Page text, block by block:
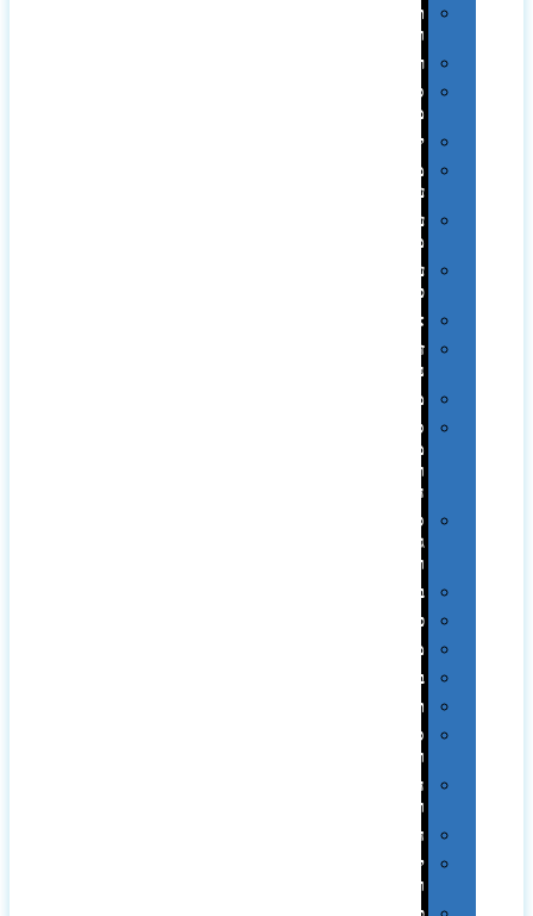
תערוכות
וכנסים
רמקולים
סוכריות
ממותגות
יודאיקה
מארזי
עטים
עטי
מתכת
עטי
פלסטיק
אוזניות
זכרונות
ניידים
מפצלים
סביבת
מחשב
וציוד
היקפי
סוללות
גיבוי
ומטענים
ביגוד
כובעים
מגבות
בקבוקים
תרמי
ספלים
וכוסות
הוקרה
ואומנות
חגים
יין
ומארזים